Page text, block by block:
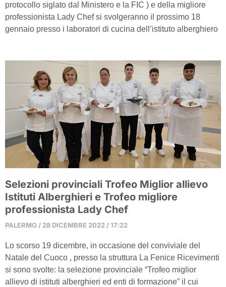
protocollo siglato dal Ministero e la FIC ) e della migliore
professionista Lady Chef si svolgeranno il prossimo 18
gennaio presso i laboratori di cucina dell’istituto alberghiero
Selezioni provinciali Trofeo Miglior allievo
Istituti Alberghieri e Trofeo migliore
professionista Lady Chef
PALERMO 28 DICEMBRE 2022 17:22
Lo scorso 19 dicembre, in occasione del conviviale del
Natale del Cuoco , presso la struttura La Fenice Ricevimenti
si sono svolte: la selezione provinciale “Trofeo miglior
allievo di istituti alberghieri ed enti di formazione” il cui